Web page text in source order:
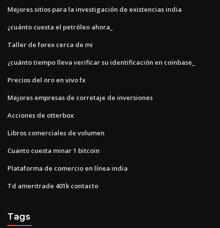
Mejores sitios para la investigación de existencias india
¿cuánto cuesta el petróleo ahora_
Taller de forex cerca de mi
¿cuánto tiempo lleva verificar su identificación en coinbase_
Precios del oro en vivo fx
Mejores empresas de corretaje de inversiones
Acciones de otterbox
Libros comerciales de volumen
Cuanto cuesta minar 1 bitcoin
Plataforma de comercio en línea india
Td ameritrade 401k contacto
Tags